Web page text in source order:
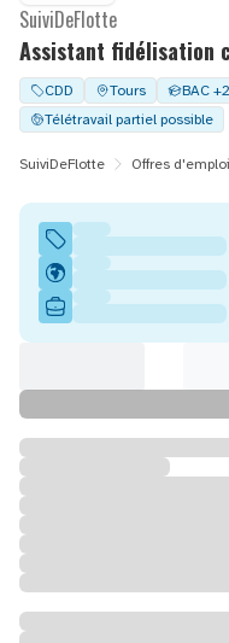
Assistant fidélisation
SuiviDeFlotte
CDD Tours BAC +2
Télétravail partiel possible
SuiviDeFlotte Offres d'emploi